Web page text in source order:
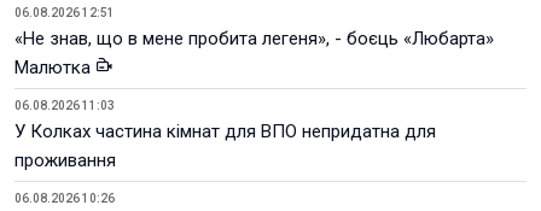
06.08.2026 12:51
«Не знав, що в мене пробита легеня», - боєць «Любарта»
Малютка
06.08.2026 11:03
У Колках частина кімнат для ВПО непридатна для
проживання
06.08.2026 10:26